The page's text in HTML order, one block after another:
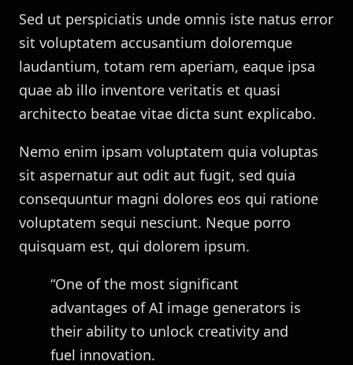
Sed ut perspiciatis unde omnis iste natus error
sit voluptatem accusantium doloremque
laudantium, totam rem aperiam, eaque ipsa
quae ab illo inventore veritatis et quasi
architecto beatae vitae dicta sunt explicabo.
Nemo enim ipsam voluptatem quia voluptas
sit aspernatur aut odit aut fugit, sed quia
consequuntur magni dolores eos qui ratione
voluptatem sequi nesciunt. Neque porro
quisquam est, qui dolorem ipsum.
“One of the most significant
advantages of AI image generators is
their ability to unlock creativity and
fuel innovation.